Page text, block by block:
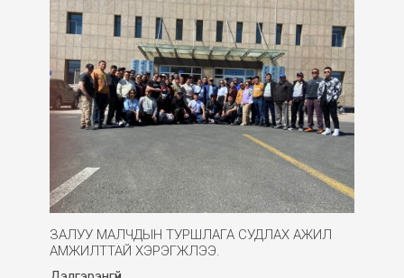
ЗАЛУУ МАЛЧДЫН ТУРШЛАГА СУДЛАХ АЖИЛ
АМЖИЛТТАЙ ХЭРЭГЖЛЭЭ.